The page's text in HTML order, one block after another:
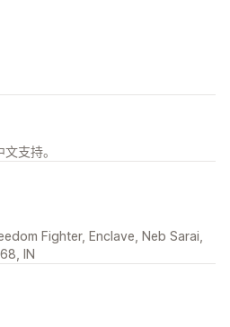
支持。
Fighter, Enclave, Neb Sarai,
IN